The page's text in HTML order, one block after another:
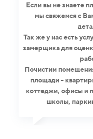
Если вы не знаете
мы свяжемся с
Так же у нас есть
замерщика для
Почистим
площади -
коттеджи, офисы и
школы,